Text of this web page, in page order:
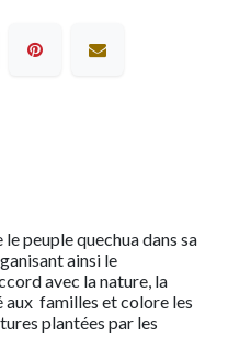
peuple quechua dans sa
ainsi le
avec la nature, la
aux familles et colore les
plantées par les